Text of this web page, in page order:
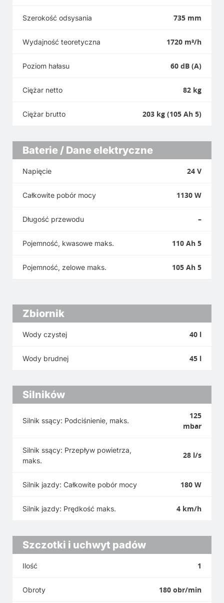
Szerokość odsysania 735 mm
Wydajność teoretyczna 1720 m²/h
Poziom hałasu 60 dB (A)
Ciężar netto 82 kg
Ciężar brutto 203 kg (105 Ah 5)
Baterie / Dane elektryczne
Napięcie 24 V
Całkowite pobór mocy 1130 W
Długość przewodu –
Pojemność, kwasowe maks. 110 Ah 5
Pojemność, zelowe maks. 105 Ah 5
Zbiornik
Wody czystej 40 l
Wody brudnej 45 l
Silników
Silnik ssący: Podciśnienie, maks.
125
mbar
Silnik ssący: Przepływ powietrza,
maks.
28 l/s
Silnik jazdy: Całkowite pobór mocy 180 W
Silnik jazdy: Prędkość maks. 4 km/h
Szczotki i uchwyt padów
Ilość 1
Obroty 180 obr/min